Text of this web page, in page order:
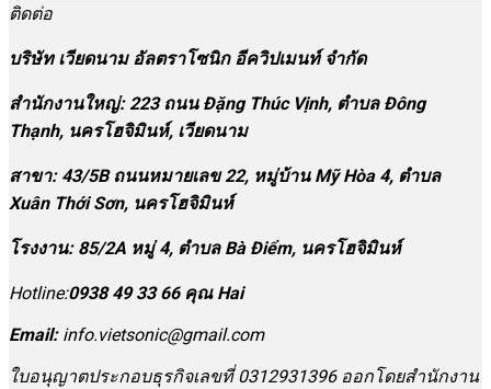
ติดต่อ
บริษัท เวียดนาม อัลตราโซนิก อีควิปเมนท์ จำกัด
สำนักงานใหญ่: 223 ถนน Đặng Thúc Vịnh, ตำบล Đông
Thạnh, นครโฮจิมินห์, เวียดนาม
สาขา: 43/5B ถนนหมายเลข 22, หมู่บ้าน Mỹ Hòa 4, ตำบล
Xuân Thới Sơn, นครโฮจิมินห์
โรงงาน: 85/2A หมู่ 4, ตำบล Bà Điểm, นครโฮจิมินห์
Hotline:0938 49 33 66 คุณ Hai
Email:info.vietsonic@gmail.com
ใบอนุญาตประกอบธุรกิจเลขที่ 0312931396 ออกโดยสำนักงาน